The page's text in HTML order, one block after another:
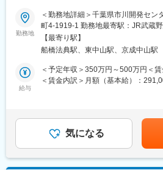
多岐に渡ります。また、同社の試験
たオーダーメイドの製品を実現する
手自動車メーカーを中心に高く評価
2020年に創業80周年を迎える自動
メーカーです。平均勤続年数は18
積極参加◇
◇残業20h程／完全週休2日（土日
■業務内容
産業用カメラレンズを扱う当社にて
ー向けに使用用途に合わせた製品の
します。
・海外顧客との折衝(中国や台湾、ド
・カタログを用いた製品説明
勤務地
＜勤務地詳細＞千葉県市川開発セン
町4-1919-1 勤務地最寄駅：JR武蔵
策：屋内全面禁煙変更の範囲：会社
【最寄り駅】
船橋法典駅、東中山駅、京成中山駅
給与
＜予定年収＞350万円～500万円＜
＜賃金内訳＞月額（基本給）：
＞■昇給：年1回（4月）■賞与・年2
績…各1ヶ月分以上賃金はあくまで
じて上下する可能性があります。月
記です。
気になる